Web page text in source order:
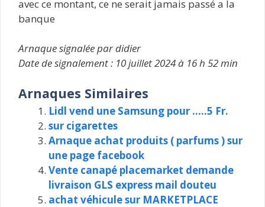
avec ce montant, ce ne serait jamais passé a la
banque
Arnaque signalée par didier
Date de signalement : 10 juillet 2024 à 16 h 52 min
Arnaques Similaires
Lidl vend une Samsung pour …..5 Fr.
sur cigarettes
Arnaque achat produits ( parfums ) sur
une page facebook
Vente canapé placemarket demande
livraison GLS express mail douteu
achat véhicule sur MARKETPLACE